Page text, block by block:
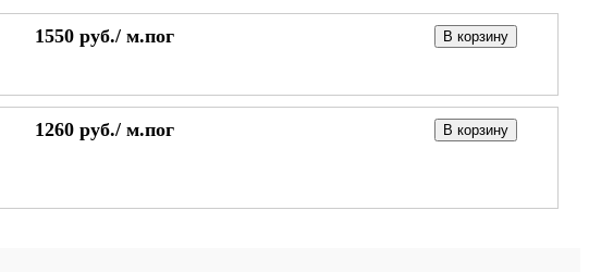
1550 руб./ м.пог В корзину
1260 руб./ м.пог В корзину